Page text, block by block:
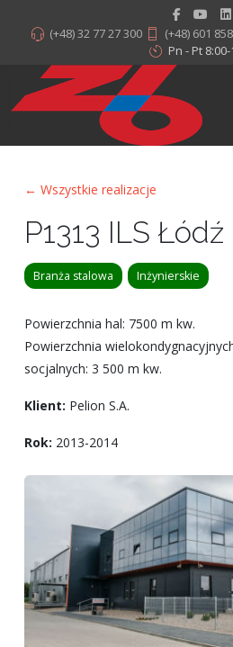
(+48) 32 77 27 300 (+48) 601
Pn - Pt
← Wszystkie realizacje
P1313 ILS Łódź
Branża stalowa Inżynierskie
Powierzchnia hal: 7500 m kw.
Powierzchnia
socjalnych: 3 500 m kw.
Klient: Pelion S.A.
Rok: 2013-2014